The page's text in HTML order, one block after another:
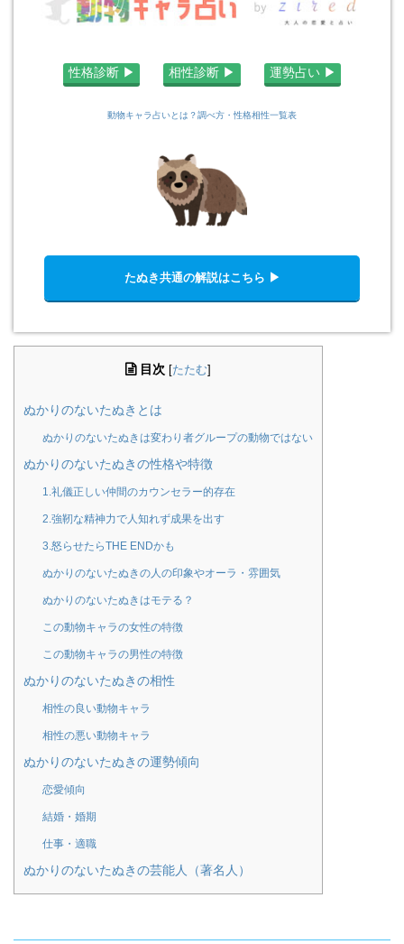
性格診断 ▶︎ 相性診断 ▶︎ 運勢占い ▶︎
動物キャラ占いとは？調べ方・性格相性一覧表
たぬき共通の解説はこちら ▶︎
目次 [たたむ]
ぬかりのないたぬきとは
ぬかりのないたぬきは変わり者グループの動物ではない
ぬかりのないたぬきの性格や特徴
1.礼儀正しい仲間のカウンセラー的存在
2.強靭な精神力で人知れず成果を出す
3.怒らせたらTHE ENDかも
ぬかりのないたぬきの人の印象やオーラ・雰囲気
ぬかりのないたぬきはモテる？
この動物キャラの女性の特徴
この動物キャラの男性の特徴
ぬかりのないたぬきの相性
相性の良い動物キャラ
相性の悪い動物キャラ
ぬかりのないたぬきの運勢傾向
恋愛傾向
結婚・婚期
仕事・適職
ぬかりのないたぬきの芸能人（著名人）